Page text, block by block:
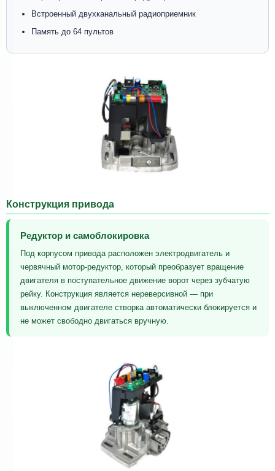
Встроенный двухканальный радиоприемник
Память до 64 пультов
Конструкция привода
Редуктор и самоблокировка
Под корпусом привода расположен электродвигатель и
червячный мотор-редуктор, который преобразует вращение
двигателя в поступательное движение ворот через зубчатую
рейку. Конструкция является нереверсивной — при
выключенном двигателе створка автоматически блокируется и
не может свободно двигаться вручную.